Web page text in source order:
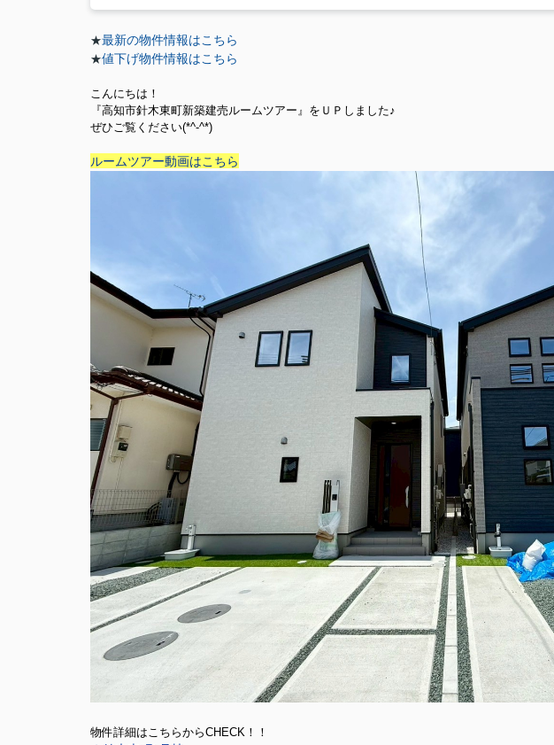
★最新の物件情報はこちら
★値下げ物件情報はこちら
こんにちは！
『高知市針木東町新築建売ルームツアー』をＵＰしました♪
ぜひご覧ください(*^-^*)
ルームツアー動画はこちら
物件詳細はこちらからCHECK！！